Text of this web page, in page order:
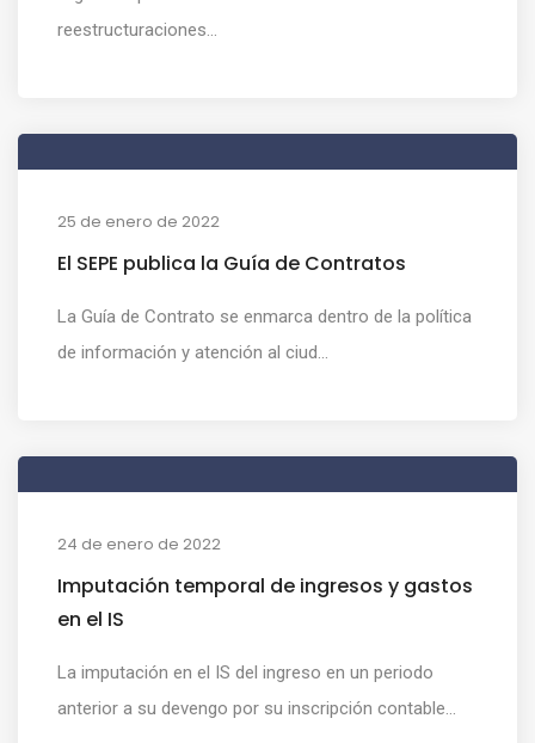
reestructuraciones...
25 de enero de 2022
El SEPE publica la Guía de Contratos
La Guía de Contrato se enmarca dentro de la política
de información y atención al ciud...
24 de enero de 2022
Imputación temporal de ingresos y gastos
en el IS
La imputación en el IS del ingreso en un periodo
anterior a su devengo por su inscripción contable...